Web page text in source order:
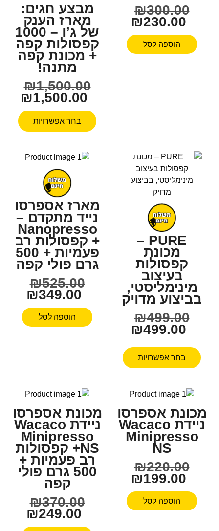
₪300.00
₪230.00
הוספה לסל
מבצע חגים:
מארז הענק
של ג’ו – 1000
קפסולות קפה
+ מכונת קפה
מתנה!
₪1,500.00
₪1,500.00
בחר אפשרויות
PURE –
מכונת
קפסולות
בעיצוב
מינימליסטי,
בביצוע מדויק
₪499.00
₪499.00
בחר אפשרויות
מארז אספרסו
נייד מתקדם –
Nanopresso
+ קפסולות רב
פעמיות + 500
גרם פולי קפה
₪525.00
₪349.00
הוספה לסל
מכונת אספרסו
ניידת Wacaco
Minipresso
NS
₪220.00
₪199.00
הוספה לסל
מכונת אספרסו
ניידת Wacaco
Minipresso
NS+ קפסולות
רב פעמיות +
500 גרם פולי
קפה
₪370.00
₪249.00